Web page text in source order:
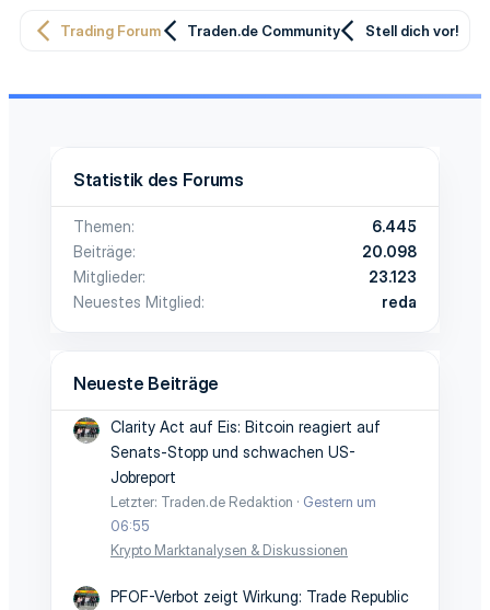
Trading Forum Traden.de Community Stell dich vor!
Statistik des Forums
Themen
6.445
Beiträge
20.098
Mitglieder
23.123
Neuestes Mitglied
reda
Neueste Beiträge
Clarity Act auf Eis: Bitcoin reagiert auf
Senats-Stopp und schwachen US-
Jobreport
Letzter: Traden.de Redaktion
Gestern um
06:55
Krypto Marktanalysen & Diskussionen
PFOF-Verbot zeigt Wirkung: Trade Republic